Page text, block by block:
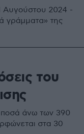
Αυγούστου 2024 -
γράμματα» της
του
άνω των 390
στα 30